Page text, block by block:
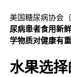
美国糖尿病协会
尿病患者食用新
学物质对健康有
水果选